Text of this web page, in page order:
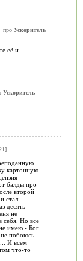
про Ускоритель
её и
Ускоритель
картонную
балды про
второй
стал
десять
не
себя. Но все
имею - Бог
не побоюсь
И всем
что-то